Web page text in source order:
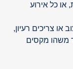
או כל אירוע
או צריכים רעיון,
משהו מקסים